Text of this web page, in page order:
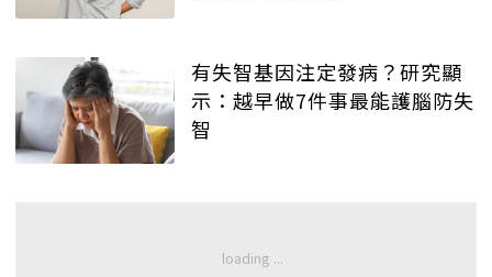
有失智基因注定發病？研究顯
示：越早做7件事最能護腦防失
智